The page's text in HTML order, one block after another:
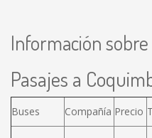
Información
Pasajes a
Buses Compañía Precio